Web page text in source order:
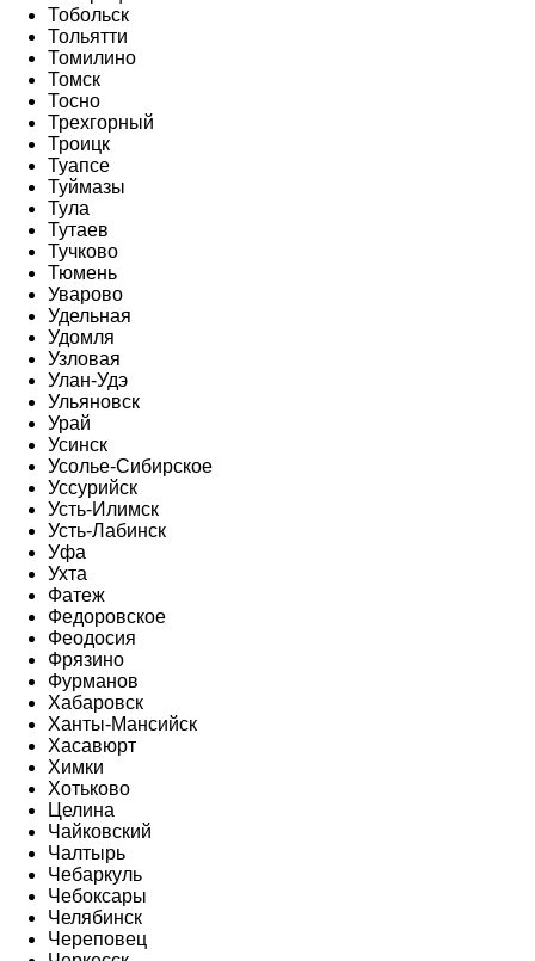
Тобольск
Тольятти
Томилино
Томск
Тосно
Трехгорный
Троицк
Туапсе
Туймазы
Тула
Тутаев
Тучково
Тюмень
Уварово
Удельная
Удомля
Узловая
Улан-Удэ
Ульяновск
Урай
Усинск
Усолье-Сибирское
Уссурийск
Усть-Илимск
Усть-Лабинск
Уфа
Ухта
Фатеж
Федоровское
Феодосия
Фрязино
Фурманов
Хабаровск
Ханты-Мансийск
Хасавюрт
Химки
Хотьково
Целина
Чайковский
Чалтырь
Чебаркуль
Чебоксары
Челябинск
Череповец